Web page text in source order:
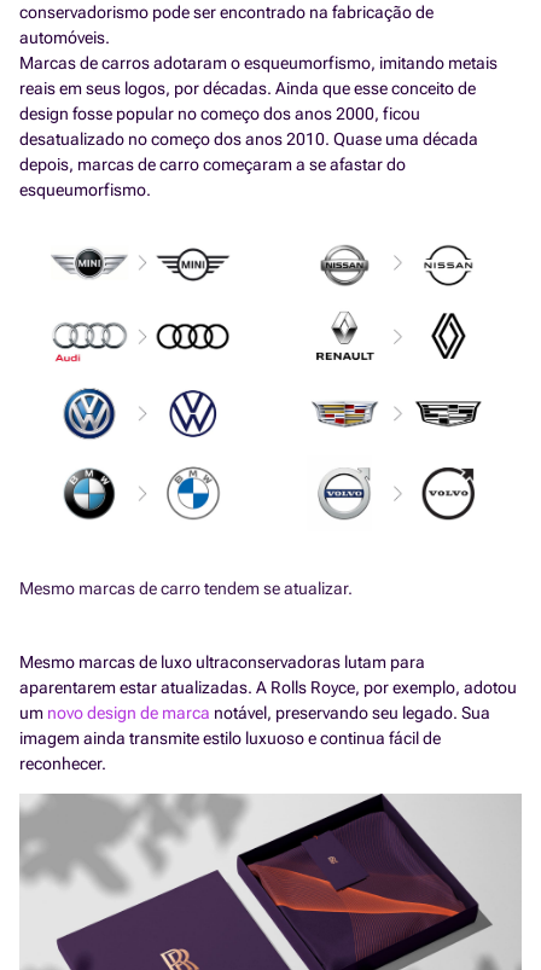
conservadorismo pode ser encontrado na fabricação de
automóveis.
Marcas de carros adotaram o esqueumorfismo, imitando metais
reais em seus logos, por décadas. Ainda que esse conceito de
design fosse popular no começo dos anos 2000, ficou
desatualizado no começo dos anos 2010. Quase uma década
depois, marcas de carro começaram a se afastar do
esqueumorfismo.
Mesmo marcas de carro tendem se atualizar.
Mesmo marcas de luxo ultraconservadoras lutam para
aparentarem estar atualizadas. A Rolls Royce, por exemplo, adotou
um novo design de marca notável, preservando seu legado. Sua
imagem ainda transmite estilo luxuoso e continua fácil de
reconhecer.